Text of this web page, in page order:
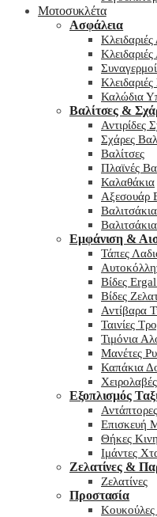
Μοτοσυκλέτα
Ασφάλεια
Καλώδια
Βαλίτσες &
Αντιρίδες
Σχάρες
Βαλίτσες
Πλαϊνές
Καλαθάκια
Αξεσουάρ
Εμφάνιση &
Τάπες
Βίδες
Βίδες
Αντίβαρα
Ταινίες
Τιμόνια
Μανέτες
Καπάκια
Εξοπλισμός
Επισκευή
Θήκες
Ιμάντες
Ζελατίνες &
Ζελατίνες
Προστασία